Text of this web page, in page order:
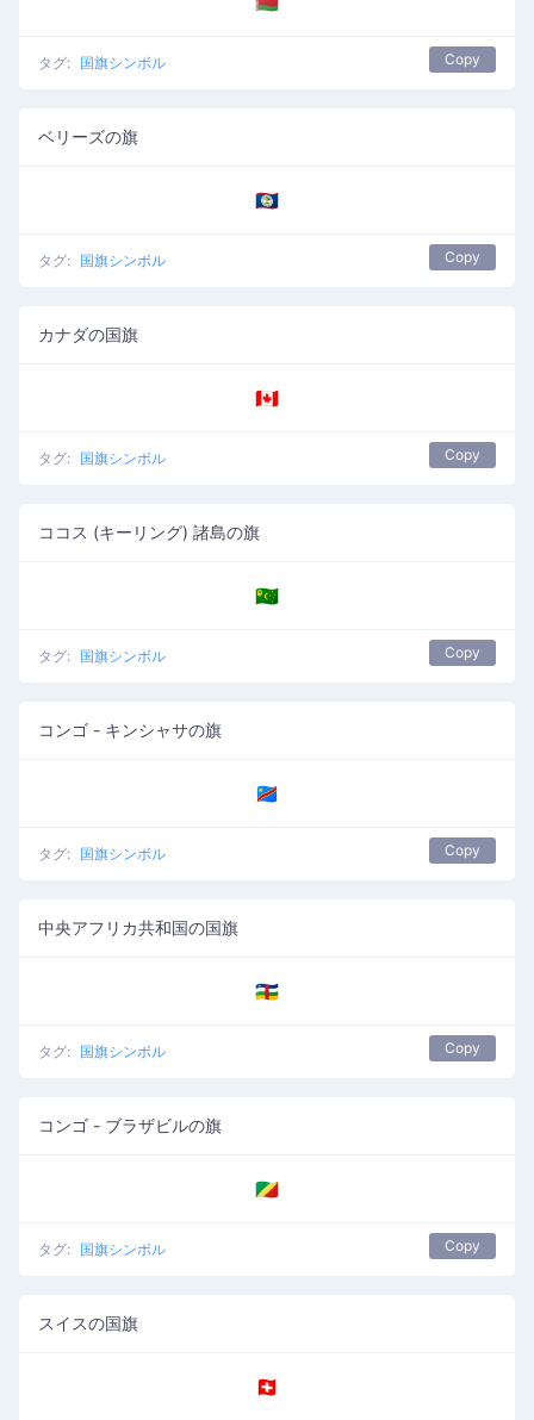
タグ: 国旗シンボル Copy
ベリーズの旗
🇧🇿
タグ: 国旗シンボル Copy
カナダの国旗
🇨🇦
タグ: 国旗シンボル Copy
ココス (キーリング) 諸島の旗
🇨🇨
タグ: 国旗シンボル Copy
コンゴ - キンシャサの旗
🇨🇩
タグ: 国旗シンボル Copy
中央アフリカ共和国の国旗
🇨🇫
タグ: 国旗シンボル Copy
コンゴ - ブラザビルの旗
🇨🇬
タグ: 国旗シンボル Copy
スイスの国旗
🇨🇭